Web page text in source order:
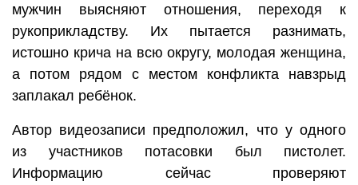
мужчин выясняют отношения, переходя к
рукоприкладству. Их пытается разнимать,
истошно крича на всю округу, молодая женщина,
а потом рядом с местом конфликта навзрыд
заплакал ребёнок.
Автор видеозаписи предположил, что у одного
из участников потасовки был пистолет.
Информацию сейчас проверяют